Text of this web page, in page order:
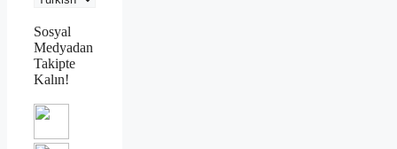
Sosyal
Medyadan
Takipte
Kalın!